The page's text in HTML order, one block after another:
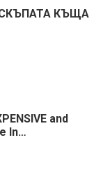
СКЪПАТА КЪЩА
and
In…